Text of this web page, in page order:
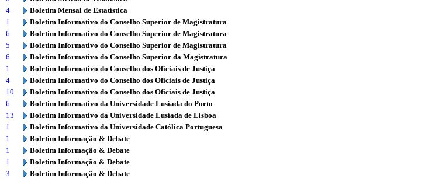
4
Boletim Mensal de Estatística
1
Boletim Informativo do Conselho Superior de Magistratura
6
Boletim Informativo do Conselho Superior de Magistratura
5
Boletim Informativo do Conselho Superior de Magistratura
6
Boletim Informativo do Conselho Superior da Magistratura
1
Boletim Informativo do Conselho dos Oficiais de Justiça
4
Boletim Informativo do Conselho dos Oficiais de Justiça
10
Boletim Informativo do Conselho dos Oficiais de Justiça
6
Boletim Informativo da Universidade Lusíada do Porto
13
Boletim Informativo da Universidade Lusíada de Lisboa
1
Boletim Informativo da Universidade Católica Portuguesa
1
Boletim Informação & Debate
1
Boletim Informação & Debate
1
Boletim Informação & Debate
3
Boletim Informação & Debate